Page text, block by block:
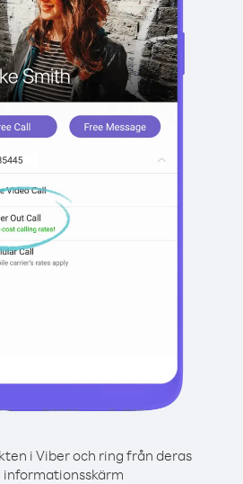
i Viber och ring från deras
informationsskärm